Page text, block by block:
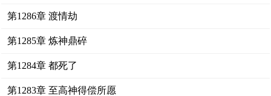
第1286章 渡情劫
第1285章 炼神鼎碎
第1284章 都死了
第1283章 至高神得偿所愿